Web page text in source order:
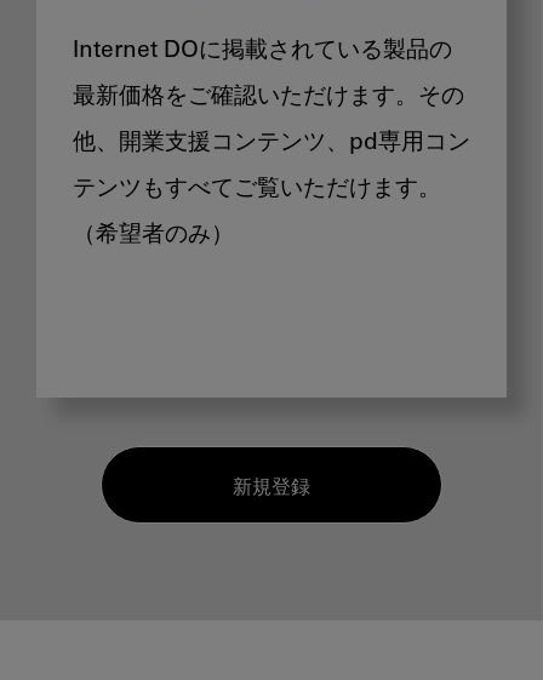
Internet DOに掲載されている製品の
最新価格をご確認いただけます。その
他、開業支援コンテンツ、pd専用コン
テンツもすべてご覧いただけます。
（希望者のみ）
新規登録